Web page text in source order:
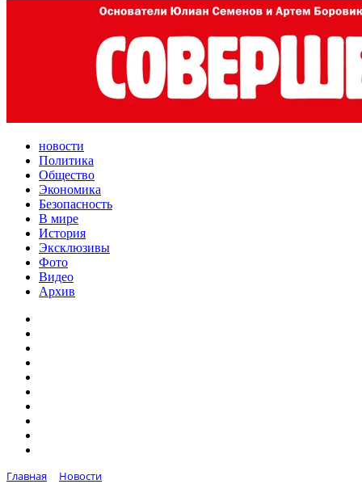
новости
Политика
Общество
Экономика
Безопасность
В мире
История
Эксклюзивы
Фото
Видео
Архив
Главная
Новости